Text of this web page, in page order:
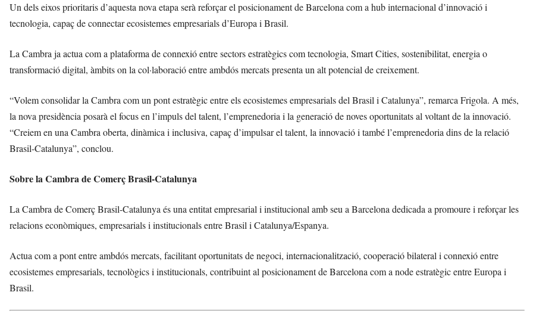
Un dels eixos prioritaris d’aquesta nova etapa serà reforçar el posicionament de Barcelona com a hub internacional d’innovació i
tecnologia, capaç de connectar ecosistemes empresarials d’Europa i Brasil.
La Cambra ja actua com a plataforma de connexió entre sectors estratègics com tecnologia, Smart Cities, sostenibilitat, energia o
transformació digital, àmbits on la col·laboració entre ambdós mercats presenta un alt potencial de creixement.
“Volem consolidar la Cambra com un pont estratègic entre els ecosistemes empresarials del Brasil i Catalunya”, remarca Frigola. A més,
la nova presidència posarà el focus en l’impuls del talent, l’emprenedoria i la generació de noves oportunitats al voltant de la innovació.
“Creiem en una Cambra oberta, dinàmica i inclusiva, capaç d’impulsar el talent, la innovació i també l’emprenedoria dins de la relació
Brasil-Catalunya”, conclou.
Sobre la Cambra de Comerç Brasil-Catalunya
La Cambra de Comerç Brasil-Catalunya és una entitat empresarial i institucional amb seu a Barcelona dedicada a promoure i reforçar les
relacions econòmiques, empresarials i institucionals entre Brasil i Catalunya/Espanya.
Actua com a pont entre ambdós mercats, facilitant oportunitats de negoci, internacionalització, cooperació bilateral i connexió entre
ecosistemes empresarials, tecnològics i institucionals, contribuint al posicionament de Barcelona com a node estratègic entre Europa i
Brasil.